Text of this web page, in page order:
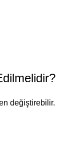
değiştirebilir.